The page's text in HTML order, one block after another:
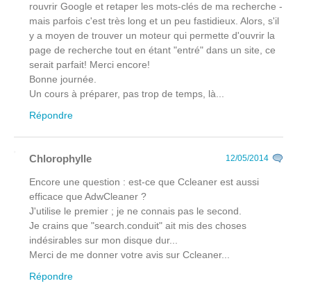
rouvrir Google et retaper les mots-clés de ma recherche -
mais parfois c'est très long et un peu fastidieux. Alors, s'il
y a moyen de trouver un moteur qui permette d'ouvrir la
page de recherche tout en étant "entré" dans un site, ce
serait parfait! Merci encore!
Bonne journée.
Un cours à préparer, pas trop de temps, là...
Répondre
Chlorophylle 12/05/2014
Encore une question : est-ce que Ccleaner est aussi
efficace que AdwCleaner ?
J'utilise le premier ; je ne connais pas le second.
Je crains que "search.conduit" ait mis des choses
indésirables sur mon disque dur...
Merci de me donner votre avis sur Ccleaner...
Répondre